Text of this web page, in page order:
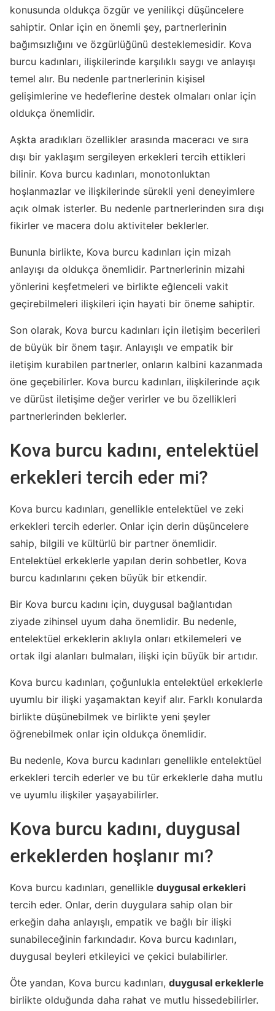
konusunda oldukça özgür ve yenilikçi düşüncelere
sahiptir. Onlar için en önemli şey, partnerlerinin
bağımsızlığını ve özgürlüğünü desteklemesidir. Kova
burcu kadınları, ilişkilerinde karşılıklı saygı ve anlayışı
temel alır. Bu nedenle partnerlerinin kişisel
gelişimlerine ve hedeflerine destek olmaları onlar için
oldukça önemlidir.
Aşkta aradıkları özellikler arasında maceracı ve sıra
dışı bir yaklaşım sergileyen erkekleri tercih ettikleri
bilinir. Kova burcu kadınları, monotonluktan
hoşlanmazlar ve ilişkilerinde sürekli yeni deneyimlere
açık olmak isterler. Bu nedenle partnerlerinden sıra dışı
fikirler ve macera dolu aktiviteler beklerler.
Bununla birlikte, Kova burcu kadınları için mizah
anlayışı da oldukça önemlidir. Partnerlerinin mizahi
yönlerini keşfetmeleri ve birlikte eğlenceli vakit
geçirebilmeleri ilişkileri için hayati bir öneme sahiptir.
Son olarak, Kova burcu kadınları için iletişim becerileri
de büyük bir önem taşır. Anlayışlı ve empatik bir
iletişim kurabilen partnerler, onların kalbini kazanmada
öne geçebilirler. Kova burcu kadınları, ilişkilerinde açık
ve dürüst iletişime değer verirler ve bu özellikleri
partnerlerinden beklerler.
Kova burcu kadını, entelektüel
erkekleri tercih eder mi?
Kova burcu kadınları, genellikle entelektüel ve zeki
erkekleri tercih ederler. Onlar için derin düşüncelere
sahip, bilgili ve kültürlü bir partner önemlidir.
Entelektüel erkeklerle yapılan derin sohbetler, Kova
burcu kadınlarını çeken büyük bir etkendir.
Bir Kova burcu kadını için, duygusal bağlantıdan
ziyade zihinsel uyum daha önemlidir. Bu nedenle,
entelektüel erkeklerin aklıyla onları etkilemeleri ve
ortak ilgi alanları bulmaları, ilişki için büyük bir artıdır.
Kova burcu kadınları, çoğunlukla entelektüel erkeklerle
uyumlu bir ilişki yaşamaktan keyif alır. Farklı konularda
birlikte düşünebilmek ve birlikte yeni şeyler
öğrenebilmek onlar için oldukça önemlidir.
Bu nedenle, Kova burcu kadınları genellikle entelektüel
erkekleri tercih ederler ve bu tür erkeklerle daha mutlu
ve uyumlu ilişkiler yaşayabilirler.
Kova burcu kadını, duygusal
erkeklerden hoşlanır mı?
Kova burcu kadınları, genellikle duygusal erkekleri
tercih eder. Onlar, derin duygulara sahip olan bir
erkeğin daha anlayışlı, empatik ve bağlı bir ilişki
sunabileceğinin farkındadır. Kova burcu kadınları,
duygusal beyleri etkileyici ve çekici bulabilirler.
Öte yandan, Kova burcu kadınları, duygusal erkeklerle
birlikte olduğunda daha rahat ve mutlu hissedebilirler.